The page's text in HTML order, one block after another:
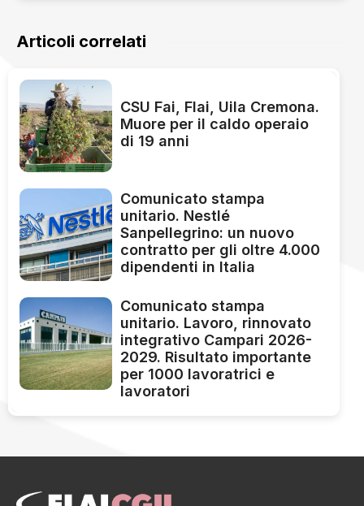
Articoli correlati
CSU Fai, Flai, Uila Cremona.
Muore per il caldo operaio
di 19 anni
Comunicato stampa
unitario. Nestlé
Sanpellegrino: un nuovo
contratto per gli oltre 4.000
dipendenti in Italia
Comunicato stampa
unitario. Lavoro, rinnovato
integrativo Campari 2026-
2029. Risultato importante
per 1000 lavoratrici e
lavoratori